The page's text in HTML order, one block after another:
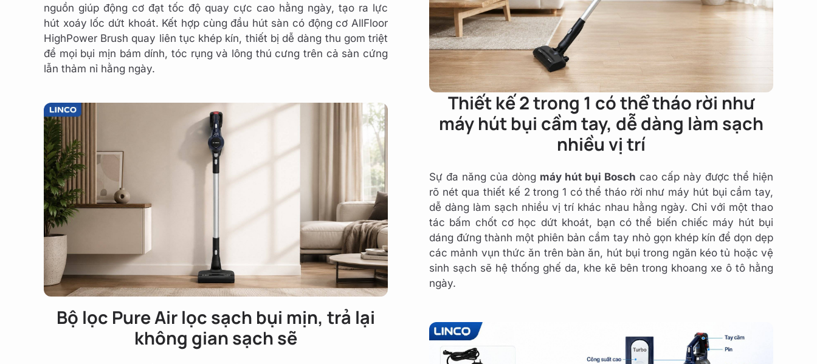
nguồn giúp động cơ đạt tốc độ quay cực cao hằng ngày, tạo ra lực
hút xoáy lốc dứt khoát. Kết hợp cùng đầu hút sàn có động cơ AllFloor
HighPower Brush quay liên tục khép kín, thiết bị dễ dàng thu gom triệt
để mọi bụi mịn bám dính, tóc rụng và lông thú cưng trên cả sàn cứng
lẫn thảm nỉ hằng ngày.
Thiết kế 2 trong 1 có thể tháo rời như
máy hút bụi cầm tay, dễ dàng làm sạch
nhiều vị trí
Sự đa năng của dòng máy hút bụi Bosch cao cấp này được thể hiện
rõ nét qua thiết kế 2 trong 1 có thể tháo rời như máy hút bụi cầm tay,
dễ dàng làm sạch nhiều vị trí khác nhau hằng ngày. Chỉ với một thao
tác bấm chốt cơ học dứt khoát, bạn có thể biến chiếc máy hút bụi
dáng đứng thành một phiên bản cầm tay nhỏ gọn khép kín để dọn dẹp
các mảnh vụn thức ăn trên bàn ăn, hút bụi trong ngăn kéo tủ hoặc vệ
sinh sạch sẽ hệ thống ghế da, khe kẽ bên trong khoang xe ô tô hằng
ngày.
Bộ lọc Pure Air lọc sạch bụi mịn, trả lại
không gian sạch sẽ